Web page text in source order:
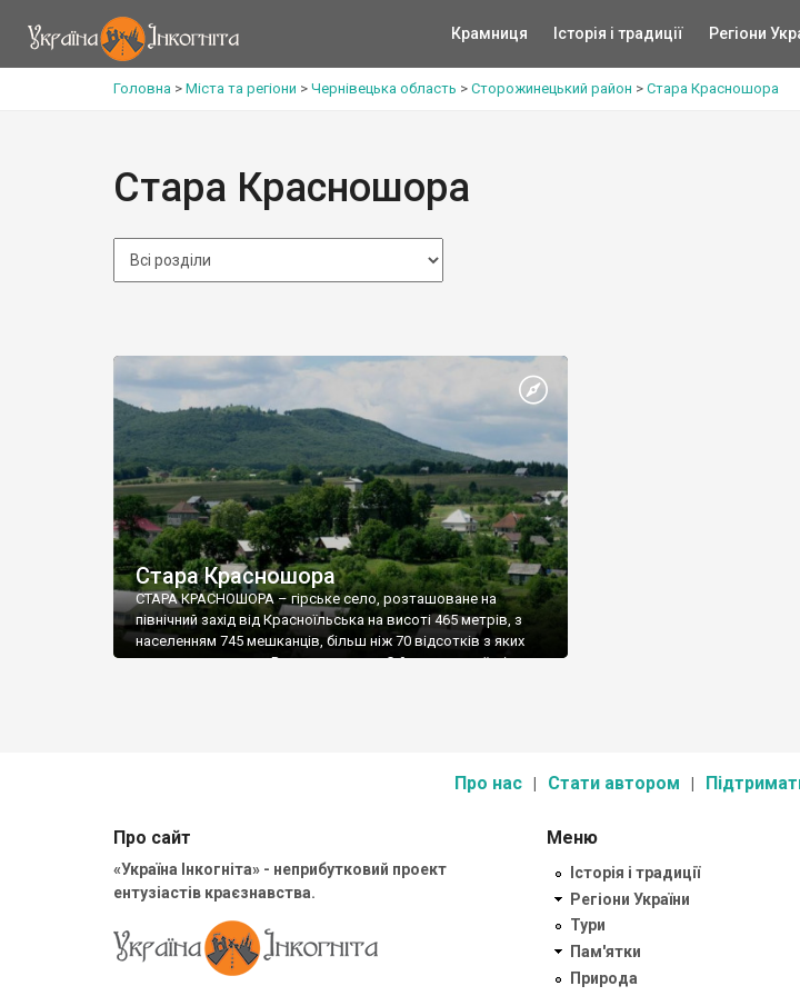
Крамниця Історія і традиції Регіони
Головна > Міста та регіони > Чернівецька область > Сторожинецький район > Стара Красношора
Стара Красношора
Стара Красношора
СТАРА КРАСНОШОРА – гірське село, розташоване на
північний захід від Красноїльська на висоті 465 метрів, з
населенням 745 мешканців, більш ніж 70 відсотків з яких
складають поляки. Решта – румуни. Є й трохи українців.
Про нас Стати автором
Про сайт
«Україна Інкогніта» - неприбутковий проект
ентузіастів краєзнавства.
Меню
Історія і традиції
Регіони України
Тури
Пам'ятки
Природа